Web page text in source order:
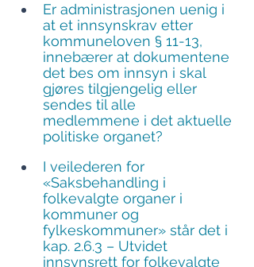
Er administrasjonen uenig i
at et innsynskrav etter
kommuneloven § 11-13,
innebærer at dokumentene
det bes om innsyn i skal
gjøres tilgjengelig eller
sendes til alle
medlemmene i det aktuelle
politiske organet?
I veilederen for
«Saksbehandling i
folkevalgte organer i
kommuner og
fylkeskommuner» står det i
kap. 2.6.3 – Utvidet
innsynsrett for folkevalgte